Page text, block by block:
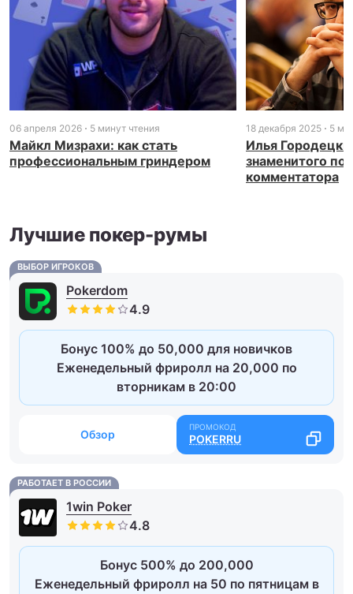
06 апреля 2026 5 минут чтения
Майкл Мизрахи: как стать
профессиональным гриндером
18 декабря 2025 5
Илья
знаменитого
комментатора
Лучшие покер-румы
ВЫБОР ИГРОКОВ
Pokerdom
Бонус 100% до 50,000 для новичков
Еженедельный фриролл на 20,000 по
вторникам в 20:00
Обзор POKERRU
РАБОТАЕТ В РОССИИ
1win Poker
Бонус 500% до 200,000
Еженедельный фриролл на 50 по пятницам в